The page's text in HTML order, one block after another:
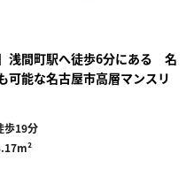
浅間町駅へ徒歩6分にある 名
能な名古屋市高層マンスリ
歩19分